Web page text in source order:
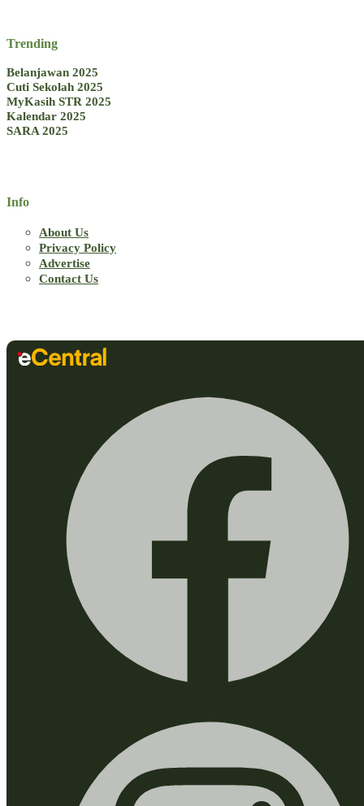
Trending
Belanjawan 2025
Cuti Sekolah 2025
MyKasih STR 2025
Kalendar 2025
SARA 2025
Info
About Us
Privacy Policy
Advertise
Contact Us